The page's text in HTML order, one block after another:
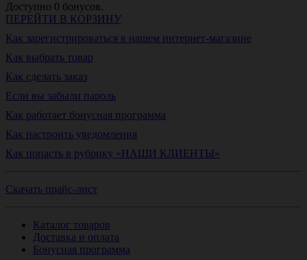
Доступно 0 бонусов.
ПЕРЕЙТИ В КОРЗИНУ
Как зарегистрироваться в нашем интернет-магазине
Как выбрать товар
Как сделать заказ
Если вы забыли пароль
Как работает бонусная программа
Как настроить уведомления
Как попасть в рубрику «НАШИ КЛИЕНТЫ»
Скачать прайс-лист
Каталог товаров
Доставка и оплата
Бонусная программа